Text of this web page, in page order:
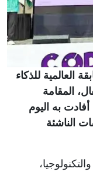
للذكاء
المقامة
به اليوم
الناشئة